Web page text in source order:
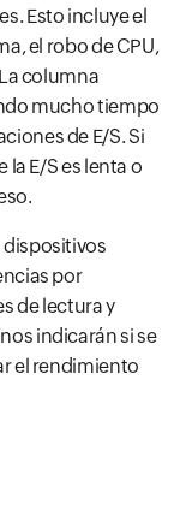
Esto incluye el
el robo de CPU,
columna
mucho tiempo
de E/S. Si
E/S es lenta o
dispositivos
por
de lectura y
indicarán si se
el rendimiento